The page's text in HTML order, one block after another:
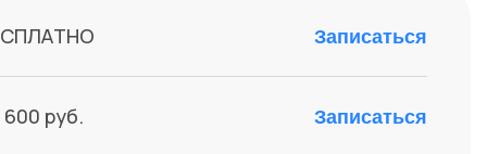
Записаться
600 руб. Записаться